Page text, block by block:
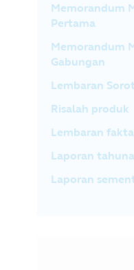
Memorandum
Pertama
Memorandum
Gabungan
Lembaran
Risalah produk
Lembaran
Laporan
Laporan